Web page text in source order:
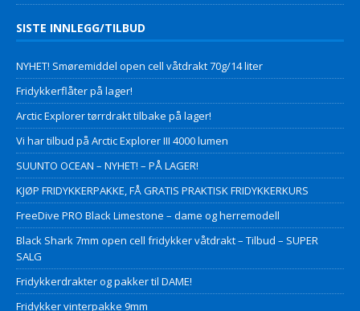
SISTE INNLEGG/TILBUD
NYHET! Smøremiddel open cell våtdrakt 70g/14 liter
Fridykkerflåter på lager!
Arctic Explorer tørrdrakt tilbake på lager!
Vi har tilbud på Arctic Explorer III 4000 lumen
SUUNTO OCEAN – NYHET! – PÅ LAGER!
KJØP FRIDYKKERPAKKE, FÅ GRATIS PRAKTISK FRIDYKKERKURS
FreeDive PRO Black Limestone – dame og herremodell
Black Shark 7mm open cell fridykker våtdrakt – Tilbud – SUPER
SALG
Fridykkerdrakter og pakker til DAME!
Fridykker vinterpakke 9mm